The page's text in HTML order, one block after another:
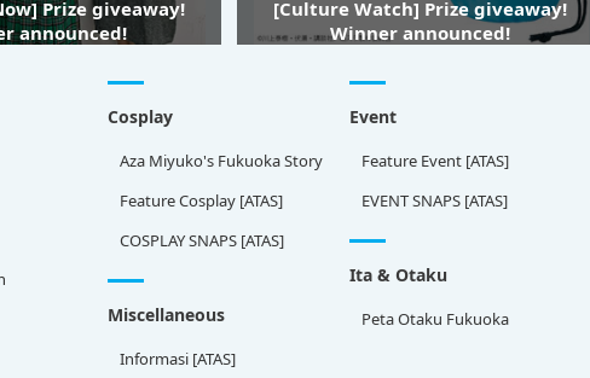
Prize giveaway!
announced!
[Culture Watch] Prize giveaway!
Winner announced!
Cosplay
Aza Miyuko's Fukuoka Story
Feature Cosplay [ATAS]
COSPLAY SNAPS [ATAS]
Event
Feature Event [ATAS]
EVENT SNAPS [ATAS]
Ita & Otaku
Peta Otaku Fukuoka
Miscellaneous
Informasi [ATAS]